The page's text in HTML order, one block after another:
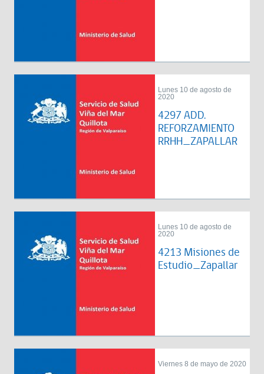
Lunes 10 de agosto de
2020
4297 ADD.
REFORZAMIENTO
RRHH_ZAPALLAR
Lunes 10 de agosto de
2020
4213 Misiones de
Estudio_Zapallar
Viernes 8 de mayo de 2020